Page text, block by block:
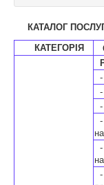
КАТАЛОГ
КАТЕГОРІЯ